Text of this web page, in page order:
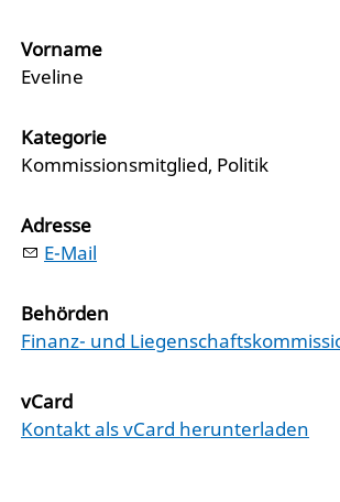
Vorname
Eveline
Kategorie
Kommissionsmitglied, Politik
Adresse
E-Mail
Behörden
Finanz- und
vCard
Kontakt als vCard herunterladen